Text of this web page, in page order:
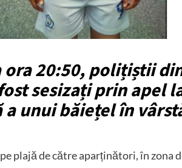
ora 20:50, polițiștii
sesizați prin apel
unui băiețel în
plajă de către aparținători, în zona